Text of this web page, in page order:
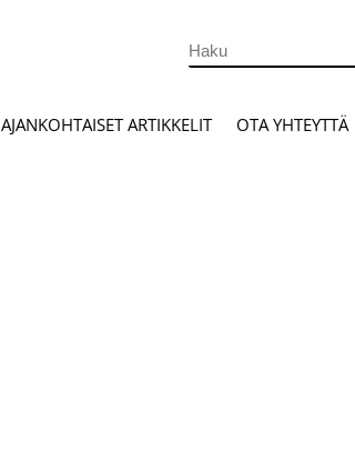
AJANKOHTAISET ARTIKKELIT OTA YHTEYTTÄ